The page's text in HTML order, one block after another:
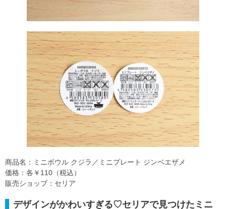
商品名：ミニボウル クジラ／ミニプレート ジンベエザメ
価格：各￥110（税込）
販売ショップ：セリア
デザインがかわいすぎる♡セリアで見つけたミニ